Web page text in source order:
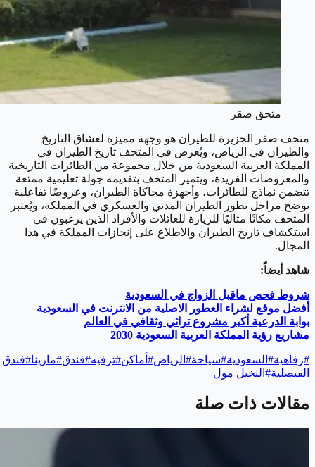
متحق صقر
متحف صقر الجزيرة للطيران هو وجهة مميزة لعشاق التاريخ
والطيران في الرياض، ويُعرض في المتحف تاريخ الطيران في
المملكة العربية السعودية من خلال مجموعة من الطائرات التاريخية
والمعروضات الفريدة، ويتميز المتحف بتقديمه جولة تعليمية ممتعة
تتضمن نماذج للطائرات، وأجهزة محاكاة الطيران، وعروضًا تفاعلية
توضح مراحل تطور الطيران المدني والعسكري في المملكة، ويُعتبر
المتحف مكانًا مثاليًا للزيارة للعائلات والأفراد الذين يرغبون في
استكشاف تاريخ الطيران والاطلاع على إنجازات المملكة في هذا
المجال.
شاهد أيضاً:
شروط فحص ماقبل الزواج في السعودية
أفضل موقع لشراء العطور الاصلية من الانترنت في السعودية
بوابة الدرعية أكبر مشروع تراثي وثقافي في العالم
مشاريع رؤية المملكة العربية السعودية 2030
#رفاهية# السعودية#سياحة# الرياض# أماكن#ترفيه#فندق#مارينا#فندق
الفيصلية# النخيل مول
مقالات ذات صلة